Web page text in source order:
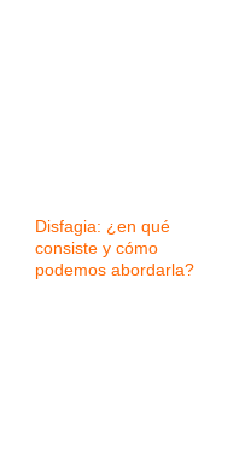
Disfagia: ¿en qué
consiste y cómo
podemos abordarla?